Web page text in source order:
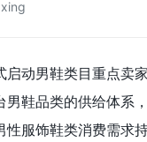
xing
启动男鞋类目重点
男鞋品类的供给体系
服饰鞋类消费需求